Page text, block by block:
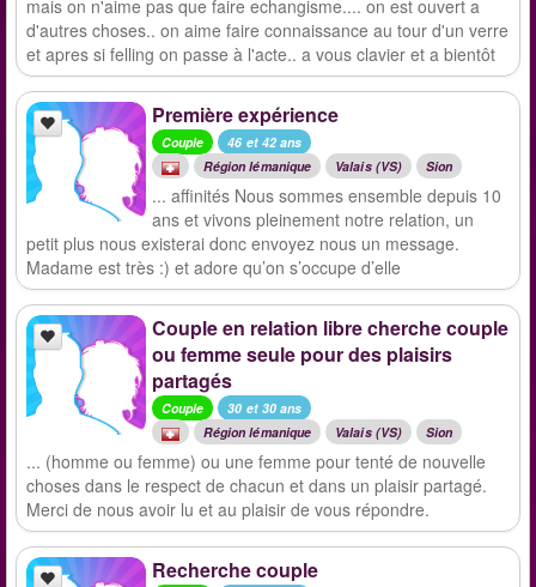
mais on n'aime pas que faire echangisme.... on est ouvert a
d'autres choses.. on aime faire connaissance au tour d'un verre
et apres si felling on passe à l'acte.. a vous clavier et a bientôt
Première expérience
Couple
46 et 42 ans
Région lémanique
Valais (VS) Sion
... affinités Nous sommes ensemble depuis 10
ans et vivons pleinement notre relation, un
petit plus nous existerai donc envoyez nous un message.
Madame est très :) et adore qu’on s’occupe d’elle
Couple en relation libre cherche couple
ou femme seule pour des plaisirs
partagés
Couple
30 et 30 ans
Région lémanique
Valais (VS) Sion
... (homme ou femme) ou une femme pour tenté de nouvelle
choses dans le respect de chacun et dans un plaisir partagé.
Merci de nous avoir lu et au plaisir de vous répondre.
Recherche couple